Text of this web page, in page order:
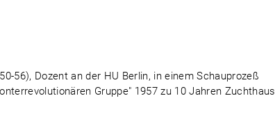
56), Dozent an der HU Berlin, in einem Schauprozeß
Gruppe" 1957 zu 10 Jahren Zuchthaus